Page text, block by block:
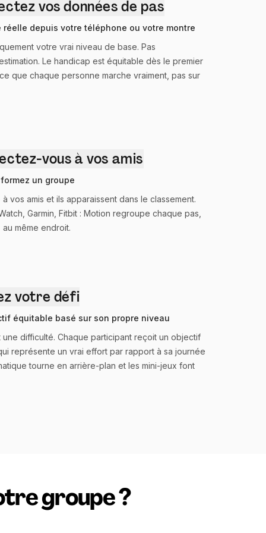
vos données de pas
depuis votre téléphone ou votre montre
votre vrai niveau de base. Pas
Le handicap est équitable dès le premier
que chaque personne marche vraiment, pas sur
vous à vos amis
un groupe
vos amis et ils apparaissent dans le classement.
Garmin, Fitbit : Motion regroupe chaque pas,
même endroit.
votre défi
équitable basé sur son propre niveau
difficulté. Chaque participant reçoit un objectif
représente un vrai effort par rapport à sa journée
tourne en arrière-plan et les mini-jeux font
groupe ?